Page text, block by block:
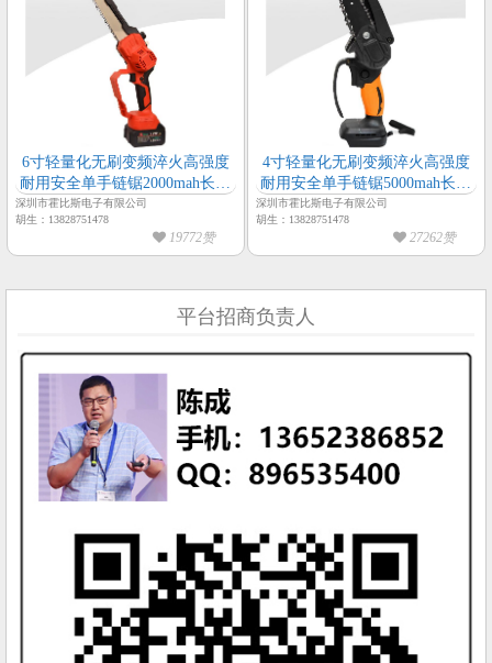
6寸轻量化无刷变频淬火高强度
耐用安全单手链锯2000mah长续
航链锯
深圳市霍比斯电子有限公司
胡生：13828751478
19772赞
4寸轻量化无刷变频淬火高强度
耐用安全单手链锯5000mah长续
航链锯
深圳市霍比斯电子有限公司
胡生：13828751478
27262赞
平台招商负责人